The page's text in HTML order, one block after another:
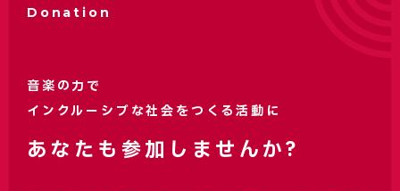
Donation
音楽の力で
インクルーシブな社会をつくる活動に
あなたも参加しませんか?